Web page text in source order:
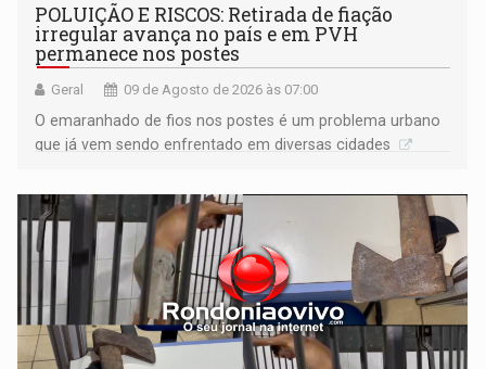
POLUIÇÃO E RISCOS: Retirada de fiação
irregular avança no país e em PVH
permanece nos postes
Geral 09 de Agosto de 2026 às 07:00
O emaranhado de fios nos postes é um problema urbano
que já vem sendo enfrentado em diversas cidades